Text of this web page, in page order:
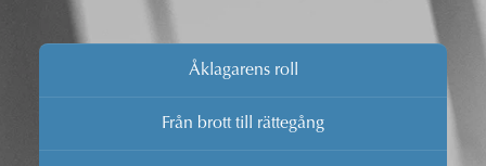
Åklagarens roll
Från brott till rättegång